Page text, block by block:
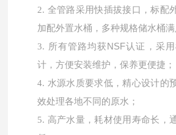
2. 全管路采用快插拔接口，标配
加配外置水桶，多种规格储水桶满
3. 所有管路均获NSF认证，采
计，方便安装维护，保养更便捷；
4. 水源水质要求低，精心设计的
效处理各地不同的原水；
5. 高产水量，耗材使用寿命长，